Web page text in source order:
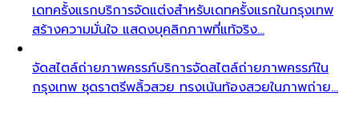
เดทครั้งแรกบริการจัดแต่งสำหรับเดทครั้งแรกในกรุงเทพ
สร้างความมั่นใจ แสดงบุคลิกภาพที่แท้จริง…
จัดสไตล์ถ่ายภาพครรภ์บริการจัดสไตล์ถ่ายภาพครรภ์ใน
กรุงเทพ ชุดราตรีพลิ้วสวย ทรงเน้นท้องสวยในภาพถ่าย…